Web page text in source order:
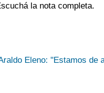
la nota completa.